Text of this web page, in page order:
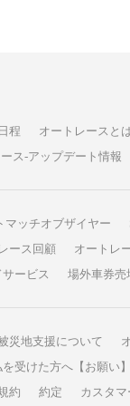
程 オートレースと
ス-アップデート情報
マッチオブザイヤー
ース回顧 オートレ
ービス
場外車券売
災地支援について
受けた方へ【お願い】
約 約定 カスタ